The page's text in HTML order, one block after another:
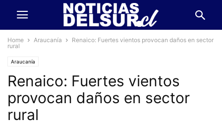
Home Araucanía
Renaico: Fuertes vientos provocan daños en sector
rural
Araucanía
Renaico: Fuertes vientos
provocan daños en sector
rural